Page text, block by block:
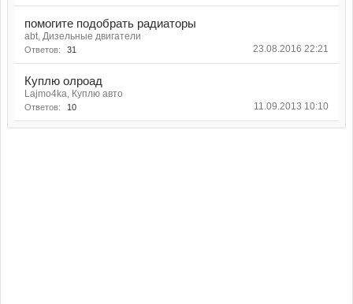
помогите подобрать радиаторы
abt, Дизельные двигатели
Ответов: 31 23.08.2016 22:21
Куплю олроад
Lajmo4ka, Куплю авто
Ответов: 10 11.09.2013 10:10